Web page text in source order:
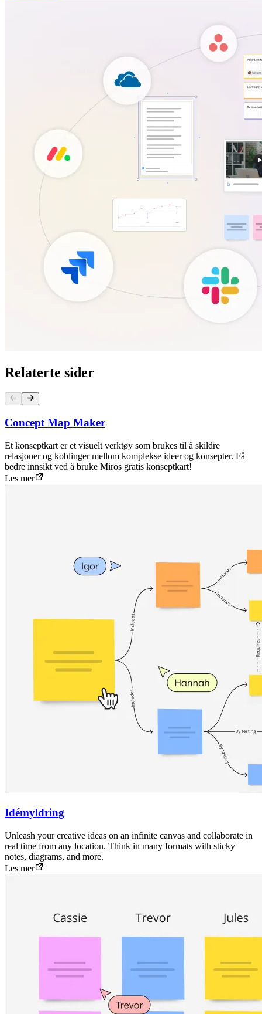
Relaterte sider
Concept Map Maker
Et konseptkart er et visuelt verktøy som brukes til å skildre
relasjoner og koblinger mellom komplekse ideer og konsepter. Få
bedre innsikt ved å bruke Miros gratis konseptkart!
Les mer
Idémyldring
Unleash your creative ideas on an infinite canvas and collaborate in
real time from any location. Think in many formats with sticky
notes, diagrams, and more.
Les mer